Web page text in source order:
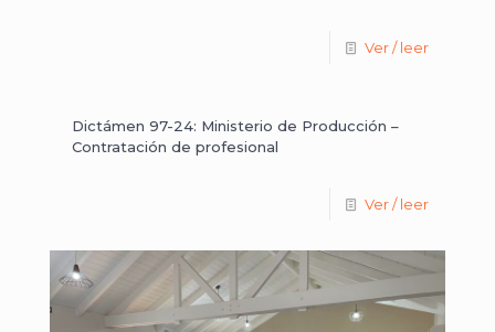
Ver / leer
Dictámen 97-24: Ministerio de Producción –
Contratación de profesional
Ver / leer